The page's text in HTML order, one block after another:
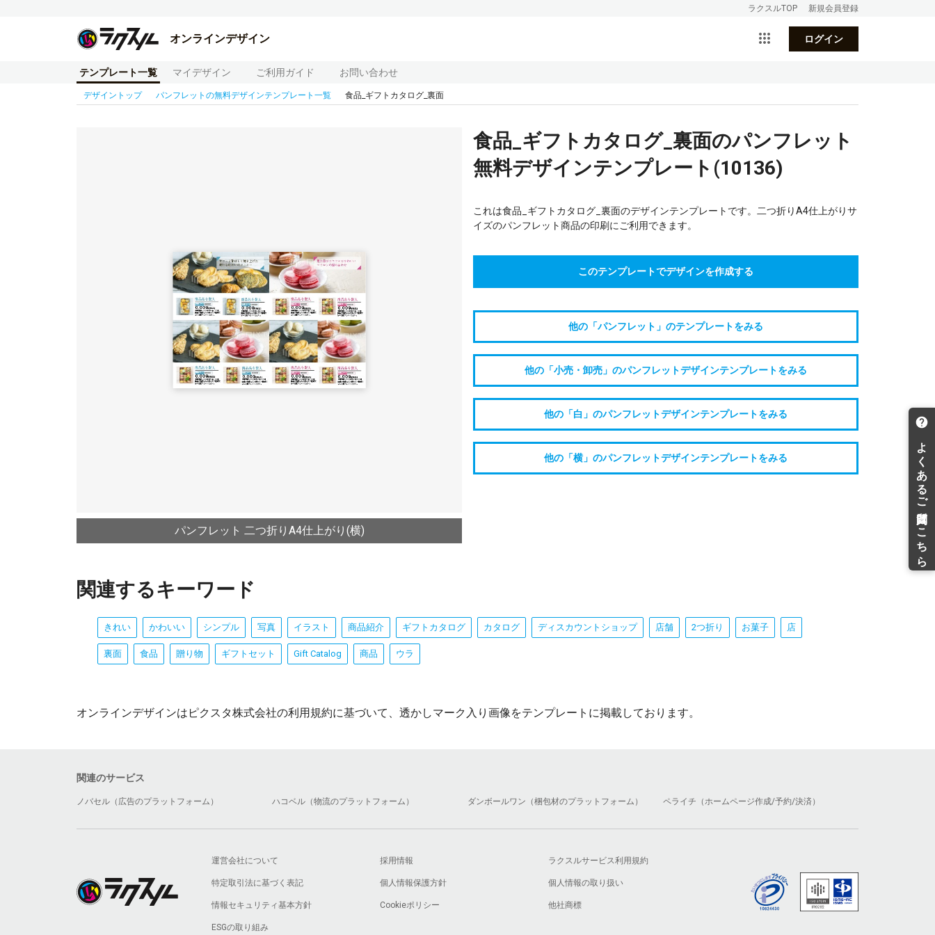
ラクスルTOP 新規会員登録
オンラインデザイン ログイン
テンプレート一覧 マイデザイン ご利用ガイド お問い合わせ
デザイントップ パンフレットの無料デザインテンプレート一覧 食品_ギフトカタログ_裏面
パンフレット 二つ折りA4仕上がり(横)
食品_ギフトカタログ_裏面のパンフレット
無料デザインテンプレート(10136)
これは食品_ギフトカタログ_裏面のデザインテンプレートです。二つ折りA4仕上がりサ
イズのパンフレット商品の印刷にご利用できます。
このテンプレートでデザインを作成する
他の「パンフレット」のテンプレートをみる
他の「小売・卸売」のパンフレットデザインテンプレートをみる
他の「白」のパンフレットデザインテンプレートをみる
他の「横」のパンフレットデザインテンプレートをみる
関連するキーワード
きれい かわいい シンプル 写真 イラスト 商品紹介 ギフトカタログ カタログ ディスカウントショップ 店舗 2つ折り お菓子 店
裏面 食品 贈り物 ギフトセット Gift Catalog 商品 ウラ
オンラインデザインはピクスタ株式会社の利用規約に基づいて、透かしマーク入り画像をテンプレートに掲載しております。
関連のサービス
ノバセル（広告のプラットフォーム） ハコベル（物流のプラットフォーム） ダンボールワン（梱包材のプラットフォーム） ペライチ（ホームページ作成/予約/決済）
運営会社について 採用情報 ラクスルサービス利用規約
特定取引法に基づく表記 個人情報保護方針 個人情報の取り扱い
情報セキュリティ基本方針 Cookieポリシー 他社商標
ESGの取り組み